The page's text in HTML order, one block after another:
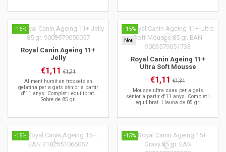
-15%
Royal Canin Ageing 11+
Jelly
€1,11 €1,31
Aliment humit en trossets en
gelatina per a gats sènior a partir
d'11 anys. Complet i equilibrat.
Sobre de 85 gr.
-15%
Nou
Royal Canin Ageing 11+
Ultra Soft Mousse
€1,11€1,31
Mousse ultra suau per a gats
sènior a partir d'11 anys. Complet i
equilibrat. Llauna de 85 gr.
-15% -15%